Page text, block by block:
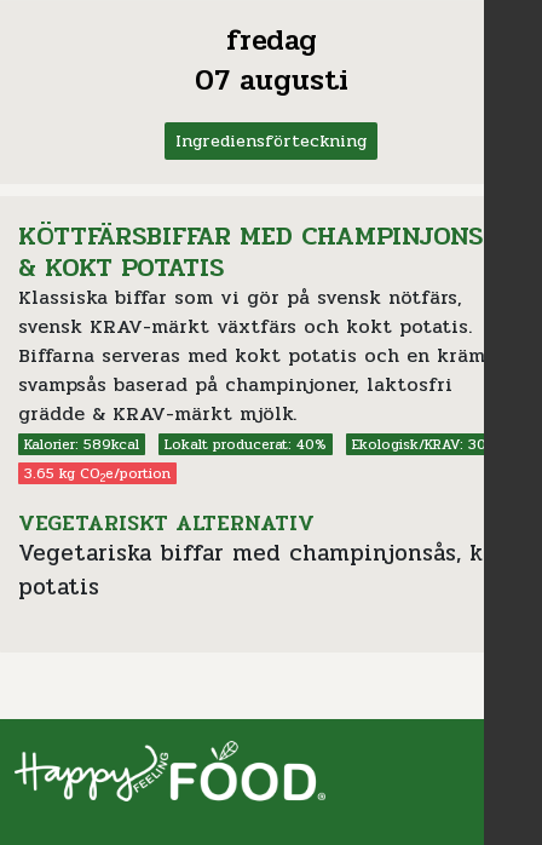
fredag
07 augusti
Ingrediensförteckning
KÖTTFÄRSBIFFAR MED CHAMPINJONSÅS
& KOKT POTATIS
Klassiska biffar som vi gör på svensk nötfärs,
svensk KRAV-märkt växtfärs och kokt potatis.
Biffarna serveras med kokt potatis och en krämig
svampsås baserad på champinjoner, laktosfri
grädde & KRAV-märkt mjölk.
Kalorier: 589kcal Lokalt producerat: 40%
Ekologisk/KRAV: 30%
3.65 kg CO2e/portion
VEGETARISKT ALTERNATIV
Vegetariska biffar med champinjonsås, kokt
potatis